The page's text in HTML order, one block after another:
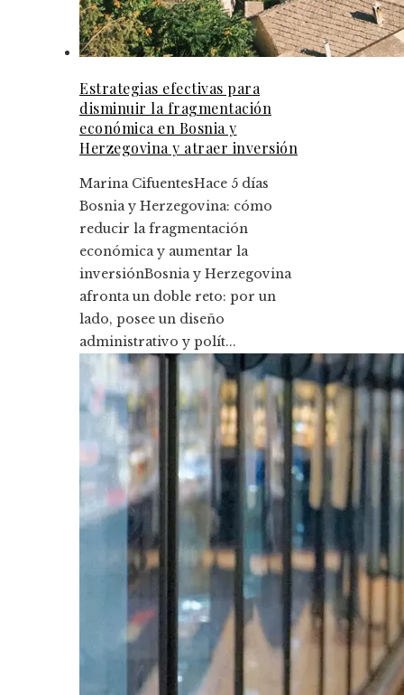
Estrategias efectivas para
disminuir la fragmentación
económica en Bosnia y
Herzegovina y atraer inversión
Marina CifuentesHace 5 días
Bosnia y Herzegovina: cómo
reducir la fragmentación
económica y aumentar la
inversiónBosnia y Herzegovina
afronta un doble reto: por un
lado, posee un diseño
administrativo y polít...